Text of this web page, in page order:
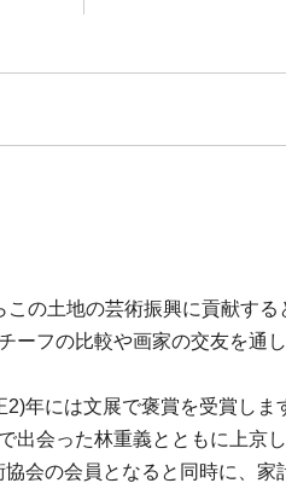
の土地の芸術振興に貢献す
フの比較や画家の交友を通
年には文展で褒賞を受賞し
会った林重義とともに上京
会の会員となると同時に、